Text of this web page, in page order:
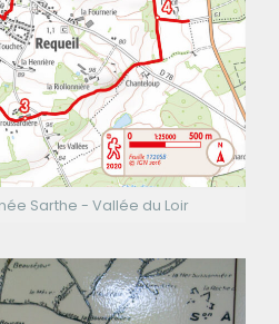
Sarthe - Vallée du Loir